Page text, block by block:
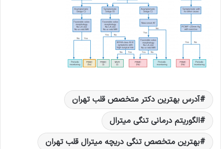
آدرس بهترين دکتر متخصص قلب تهران
الگوریتم درمانی تنگی میترال
بهترین متخصص تنگی دریچه میترال قلب تهران